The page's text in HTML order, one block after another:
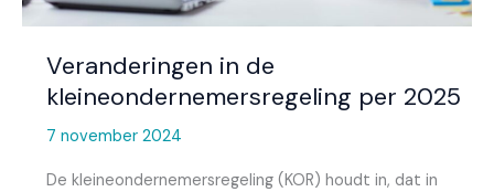
Veranderingen in de
kleineondernemersregeling per 2025
7 november 2024
De kleineondernemersregeling (KOR) houdt in, dat in